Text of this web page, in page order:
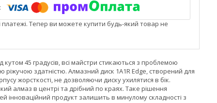
платежі. Тепер ви можете купити будь-який товар не
кутом 45 градусів, всі майстри стикаються з проблемою
здатністю. Алмазний диск 1A1R Edge, створений для
жорсткості, не дозволяючи диску ухилятися в бік.
алмаз в центрі та дрібний по краях. Таке рішення
інноваційний продукт залишить в минулому складності з